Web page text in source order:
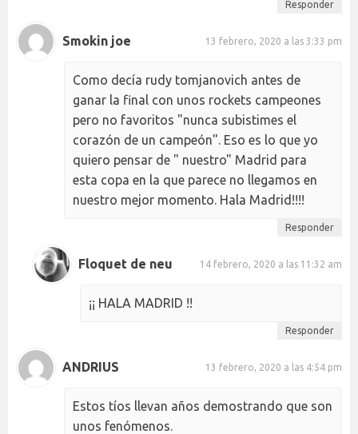
Responder
Smokin joe 13 febrero, 2020 a las 3:33 pm
Como decía rudy tomjanovich antes de
ganar la final con unos rockets campeones
pero no favoritos "nunca subistimes el
corazón de un campeón". Eso es lo que yo
quiero pensar de " nuestro" Madrid para
esta copa en la que parece no llegamos en
nuestro mejor momento. Hala Madrid!!!!
Responder
Floquet de neu 14 febrero, 2020 a las 11:32 am
¡¡ HALA MADRID !!
Responder
ANDRIUS 13 febrero, 2020 a las 4:54 pm
Estos tíos llevan años demostrando que son
unos fenómenos.